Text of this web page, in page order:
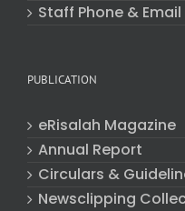
Staff Phone &
PUBLICATION
eRisalah Magazine
Annual Report
Circulars &
Newsclipping